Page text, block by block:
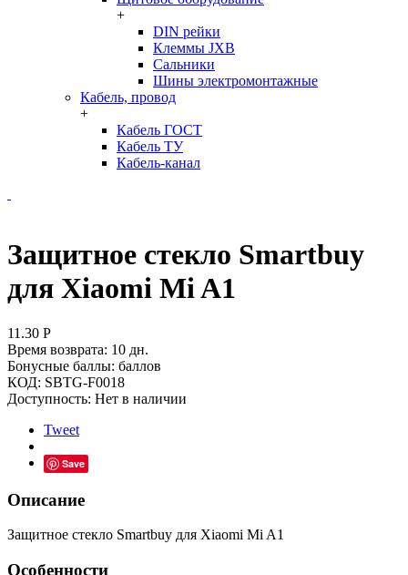
+
DIN рейки
Клеммы JXB
Сальники
Шины электромонтажные
Кабель, провод
+
Кабель ГОСТ
Кабель ТУ
Кабель-канал
Защитное стекло Smartbuy
для Xiaomi Mi A1
11.30 Р
Время возврата: 10 дн.
Бонусные баллы: баллов
КОД: SBTG-F0018
Доступность: Нет в наличии
Tweet
Save
Описание
Защитное стекло Smartbuy для Xiaomi Mi A1
Особенности